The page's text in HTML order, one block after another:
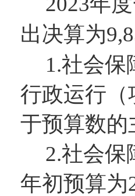
出决算为
1.社会
行政运行（
于预算数的
2.社会保
年初预算为